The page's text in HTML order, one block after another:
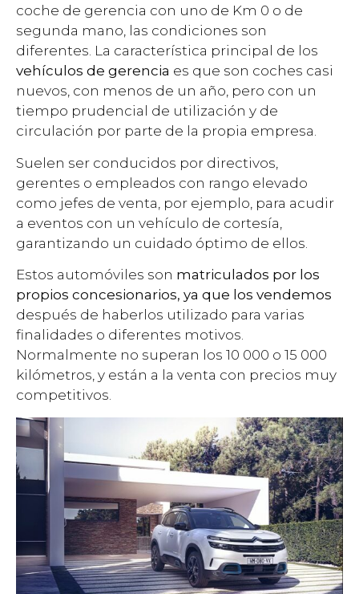
coche de gerencia con uno de Km 0 o de
segunda mano, las condiciones son
diferentes. La característica principal de los
vehículos de gerencia es que son coches casi
nuevos, con menos de un año, pero con un
tiempo prudencial de utilización y de
circulación por parte de la propia empresa.
Suelen ser conducidos por directivos,
gerentes o empleados con rango elevado
como jefes de venta, por ejemplo, para acudir
a eventos con un vehículo de cortesía,
garantizando un cuidado óptimo de ellos.
Estos automóviles son matriculados por los
propios concesionarios, ya que los vendemos
después de haberlos utilizado para varias
finalidades o diferentes motivos.
Normalmente no superan los 10 000 o 15 000
kilómetros, y están a la venta con precios muy
competitivos.